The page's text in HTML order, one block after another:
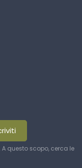
questo scopo, cerca le